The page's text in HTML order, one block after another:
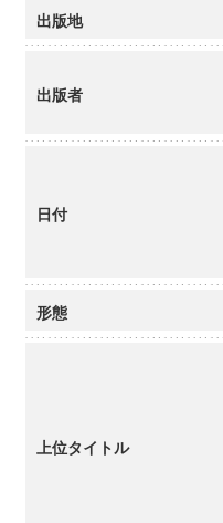
出版地
出版者
日付
形態
上位タイトル